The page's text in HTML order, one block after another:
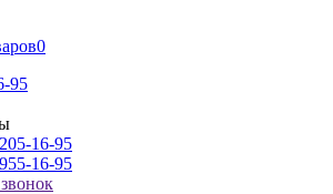
0
95
16-95
16-95